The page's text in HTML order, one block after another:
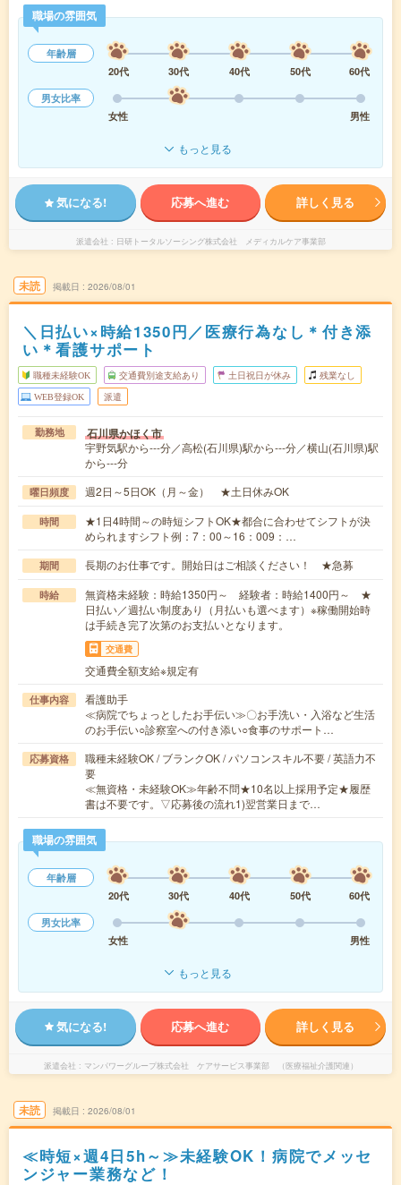
職場の雰囲気
年齢層
20代
30代 40代 50代
60代
男女比率
女性
男性
もっと見る
気になる! 応募へ進む 詳しく見る
派遣会社 日研トータルソーシング株式会社 メディカルケア事業部
未読 掲載日 2026/08/01
＼日払い×時給1350円／医療行為なし＊付き添
い＊看護サポート
職種未経験OK 交通費別途支給あり 土日祝日が休み 残業なし
WEB登録OK 派遣
勤務地 石川県かほく市
宇野気駅から---分／高松(石川県)駅から---分／横山(石川県)駅
から---分
曜日頻度 週2日～5日OK（月～金） ★土日休みOK
時間
★1日4時間～の時短シフトOK★都合に合わせてシフトが決
められますシフト例：7：00～16：009：…
期間 長期のお仕事です。開始日はご相談ください！ ★急募
時給
無資格未経験：時給1350円～ 経験者：時給1400円～ ★
日払い／週払い制度あり（月払いも選べます）※稼働開始時
は手続き完了次第のお支払いとなります。
交通費
交通費全額支給※規定有
仕事内容
看護助手
≪病院でちょっとしたお手伝い≫〇お手洗い・入浴など生活
のお手伝い○診察室への付き添い○食事のサポート…
応募資格
職種未経験OK / ブランクOK / パソコンスキル不要 / 英語力不
要
≪無資格・未経験OK≫年齢不問★10名以上採用予定★履歴
書は不要です。▽応募後の流れ1)翌営業日まで…
職場の雰囲気
年齢層
20代
30代 40代 50代
60代
男女比率
女性
男性
もっと見る
気になる! 応募へ進む 詳しく見る
派遣会社 マンパワーグループ株式会社 ケアサービス事業部 （医療福祉介護関連）
未読 掲載日 2026/08/01
≪時短×週4日5h～≫未経験OK！病院でメッセ
ンジャー業務など！